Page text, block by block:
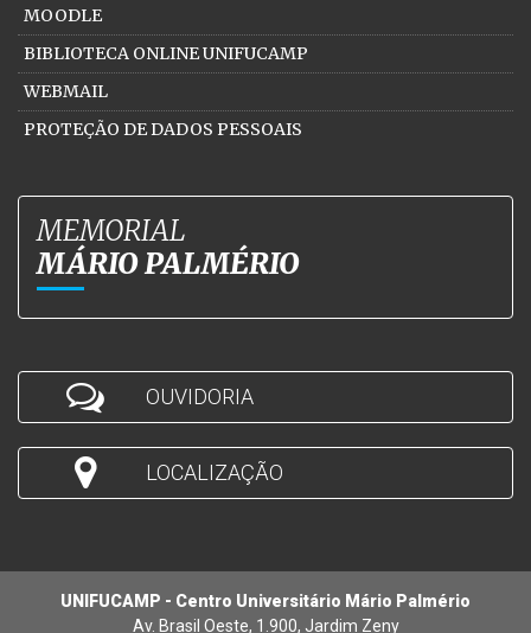
MOODLE
BIBLIOTECA ONLINE UNIFUCAMP
WEBMAIL
PROTEÇÃO DE DADOS PESSOAIS
MEMORIAL
MÁRIO PALMÉRIO
OUVIDORIA
LOCALIZAÇÃO
UNIFUCAMP - Centro Universitário Mário Palmério
Av. Brasil Oeste, 1.900, Jardim Zeny